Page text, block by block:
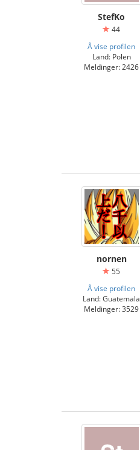
StefKo
44
Å vise profilen
Land: Polen
Meldinger: 2426
nornen
55
Å vise profilen
Land: Guatemala
Meldinger: 3529